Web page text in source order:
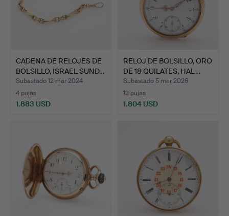
CADENA DE RELOJES DE
BOLSILLO, ISRAEL SUND…
Subastado 12 mar 2024
4 pujas
1.883 USD
RELOJ DE BOLSILLO, ORO
DE 18 QUILATES, HAL…
Subastado 5 mar 2026
13 pujas
1.804 USD